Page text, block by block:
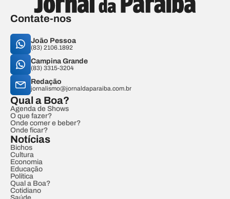
Contate-nos
João Pessoa
(83) 2106.1892
Campina Grande
(83) 3315-3204
Redação
jornalismo@jornaldaparaiba.com.br
Qual a Boa?
Agenda de Shows
O que fazer?
Onde comer e beber?
Onde ficar?
Notícias
Bichos
Cultura
Economia
Educação
Política
Qual a Boa?
Cotidiano